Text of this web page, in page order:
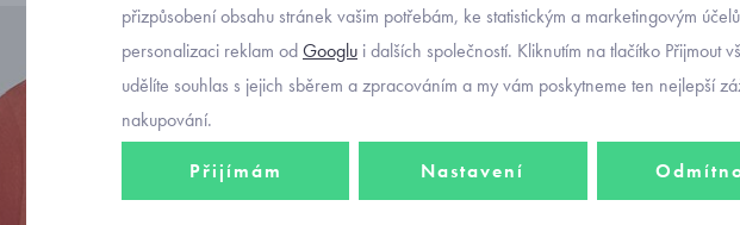
361
přizpůsobení obsahu stránek vašim potřebám, ke statistickým a marketingovým
personalizaci reklam odGooglu i dalších společností. Kliknutím na tlačítko Přijmout
udělíte souhlas s jejich sběrem a zpracováním a my vám poskytneme ten nejlepší
nakupování.
Přijímám Nastavení